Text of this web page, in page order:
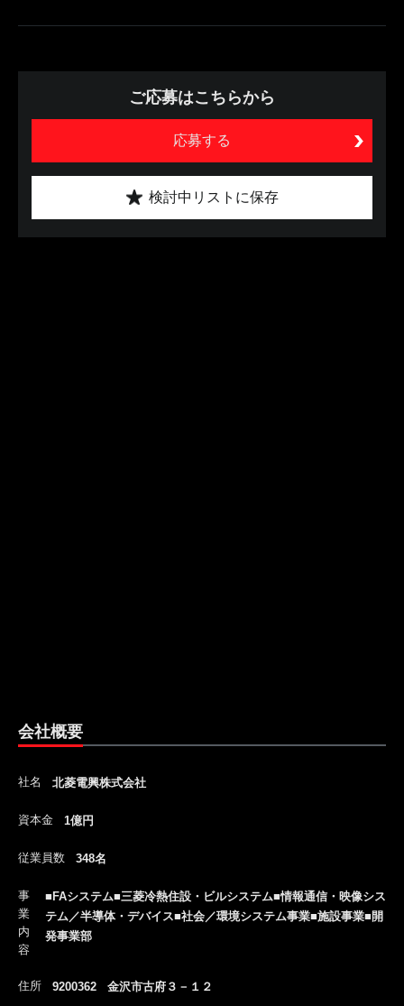
ご応募はこちらから
応募する
検討中リストに保存
会社概要
社名 北菱電興株式会社
資本金 1億円
従業員数 348名
事
業
内
容
■FAシステム■三菱冷熱住設・ビルシステム■情報通信・映像シス
テム／半導体・デバイス■社会／環境システム事業■施設事業■開
発事業部
住所 9200362 金沢市古府３－１２